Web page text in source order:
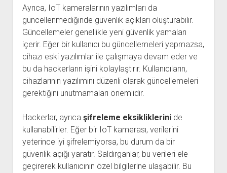
Ayrıca, IoT kameralarının yazılımları da
güncellenmediğinde güvenlik açıkları oluşturabilir.
Güncellemeler genellikle yeni güvenlik yamaları
içerir. Eğer bir kullanıcı bu güncellemeleri yapmazsa,
cihazı eski yazılımlar ile çalışmaya devam eder ve
bu da hackerların işini kolaylaştırır. Kullanıcıların,
cihazlarının yazılımını düzenli olarak güncellemeleri
gerektiğini unutmamaları önemlidir.
Hackerlar, ayrıca şifreleme eksikliklerinide
kullanabilirler. Eğer bir IoT kamerası, verilerini
yeterince iyi şifrelemiyorsa, bu durum da bir
güvenlik açığı yaratır. Saldırganlar, bu verileri ele
geçirerek kullanıcının özel bilgilerine ulaşabilir. Bu